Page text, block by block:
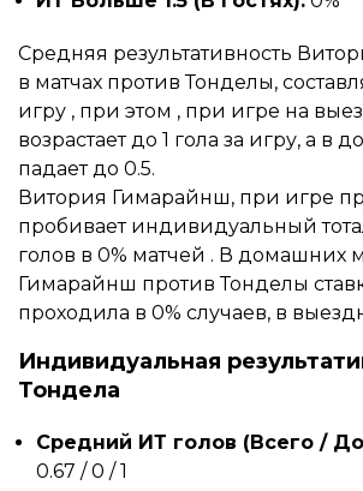
Средняя результативность
в матчах против Тонделы,
игру , при этом , при игре на
возрастает до 1 гола за игру, а в
падает до 0.5.
Витория Гимарайнш, при игре
пробивает индивидуальный
голов в 0% матчей . В домашних
Гимарайнш против Тонделы
проходила в 0% случаев, в
Индивидуальная
Тондела
Средний ИТ голов (Всего /
0.67 / 0 / 1